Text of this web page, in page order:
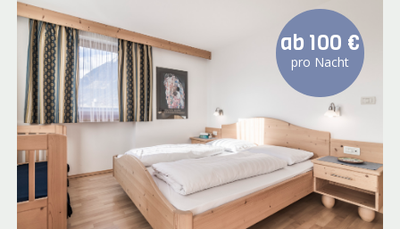
ab 100 €
pro Nacht